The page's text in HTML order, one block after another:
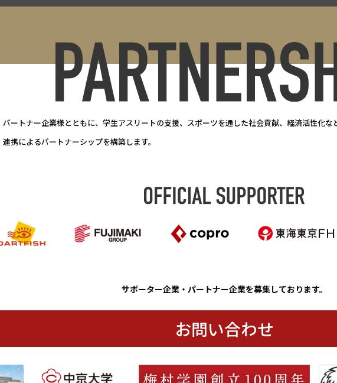
パートナー企業様とともに、学生アスリートの支援、スポーツを通した社会貢献、経済活性化
連携によるパートナーシップを構築します。
サポーター企業・パートナー企業を募集しております。
お問い合わせ